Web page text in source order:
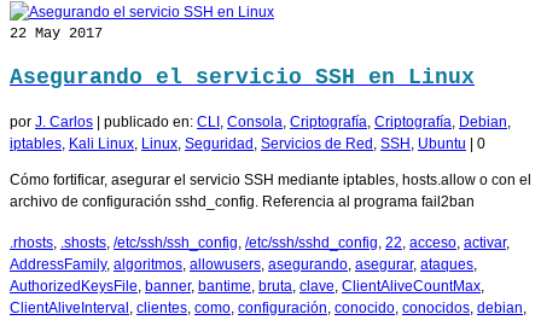
22 May 2017
Asegurando el servicio SSH en Linux
por J. Carlos publicado en: CLI , Consola, Criptografía, Criptografía, Debian,
iptables, Kali Linux, Linux, Seguridad , Servicios de Red , SSH , Ubuntu 0
Cómo fortificar, asegurar el servicio SSH mediante iptables, hosts.allow o con el
archivo de configuración sshd_config. Referencia al programa fail2ban
.rhosts, .shosts, /etc/ssh/ssh_config, /etc/ssh/sshd_config, 22, acceso, activar,
AddressFamily, algoritmos, allowusers, asegurando, asegurar, ataques,
AuthorizedKeysFile, banner, bantime, bruta, clave, ClientAliveCountMax,
ClientAliveInterval , clientes, como, configuración, conocido, conocidos, debian,